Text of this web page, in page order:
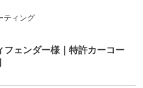
ティング
フェンダー様｜特許カーコー